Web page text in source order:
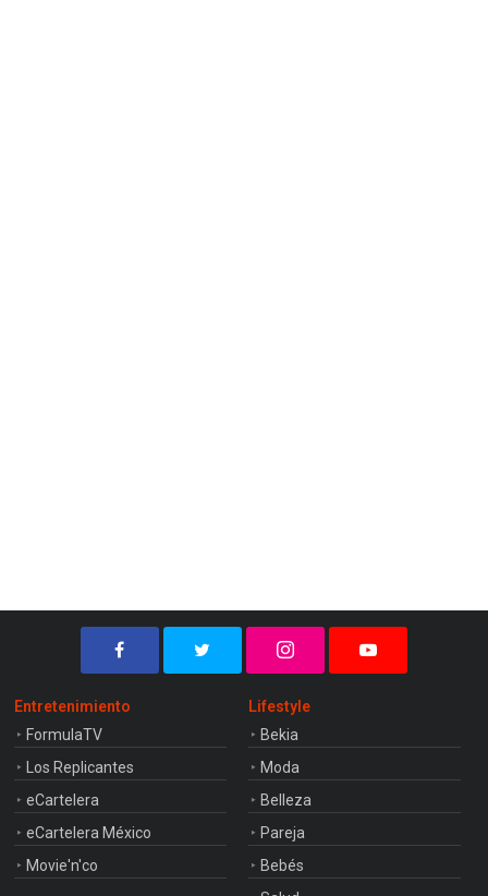
Entretenimiento
FormulaTV
Los Replicantes
eCartelera
eCartelera México
Movie'n'co
Lifestyle
Bekia
Moda
Belleza
Pareja
Bebés